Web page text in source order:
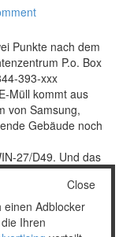
Punkte nach dem
P.o. Box
393-xxx
Müll kommt aus
von Samsung,
Gebäude noch
27/D49. Und das
,
Close
einen Adblocker
Ihren